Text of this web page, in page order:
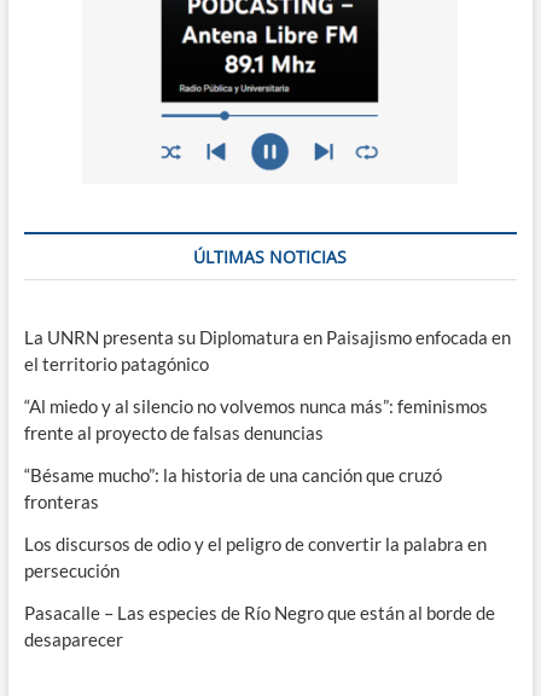
ÚLTIMAS NOTICIAS
La UNRN presenta su Diplomatura en Paisajismo enfocada en
el territorio patagónico
“Al miedo y al silencio no volvemos nunca más”: feminismos
frente al proyecto de falsas denuncias
“Bésame mucho”: la historia de una canción que cruzó
fronteras
Los discursos de odio y el peligro de convertir la palabra en
persecución
Pasacalle – Las especies de Río Negro que están al borde de
desaparecer